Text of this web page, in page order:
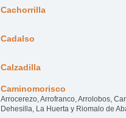
Cachorrilla
Cadalso
Calzadilla
Caminomorisco
Arrocerezo, Arrofranco, Arrolobos,
Dehesilla, La Huerta y Riomalo de